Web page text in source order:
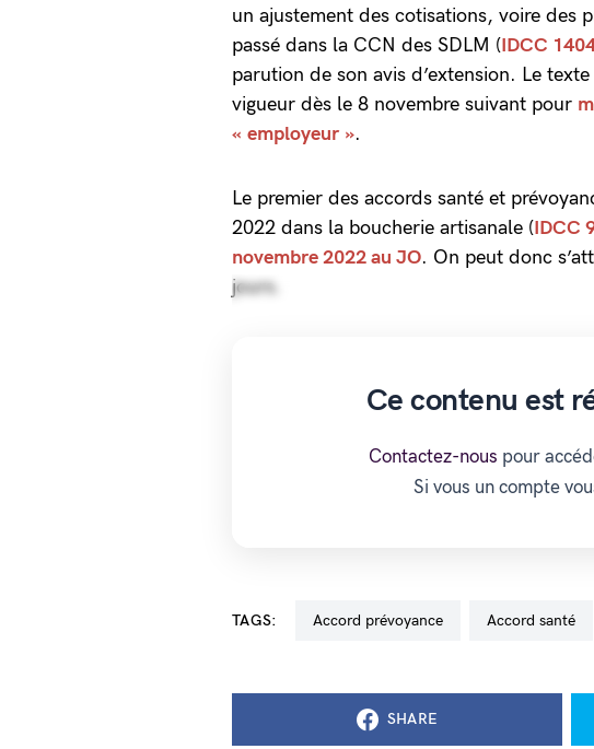
un ajustement des cotisations, voire des
passé dans la CCN des SDLM (IDCC
parution de son avis d’extension. Le
vigueur dès le 8 novembre suivant pour
« employeur ».
Le premier des accords santé et
2022 dans la boucherie artisanale (IDCC
novembre 2022 au JO. On peut donc
jours.
Ce contenu est
Contactez-nous pour
Si vous un compte
TAGS: accord prévoyance accord santé
SHARE